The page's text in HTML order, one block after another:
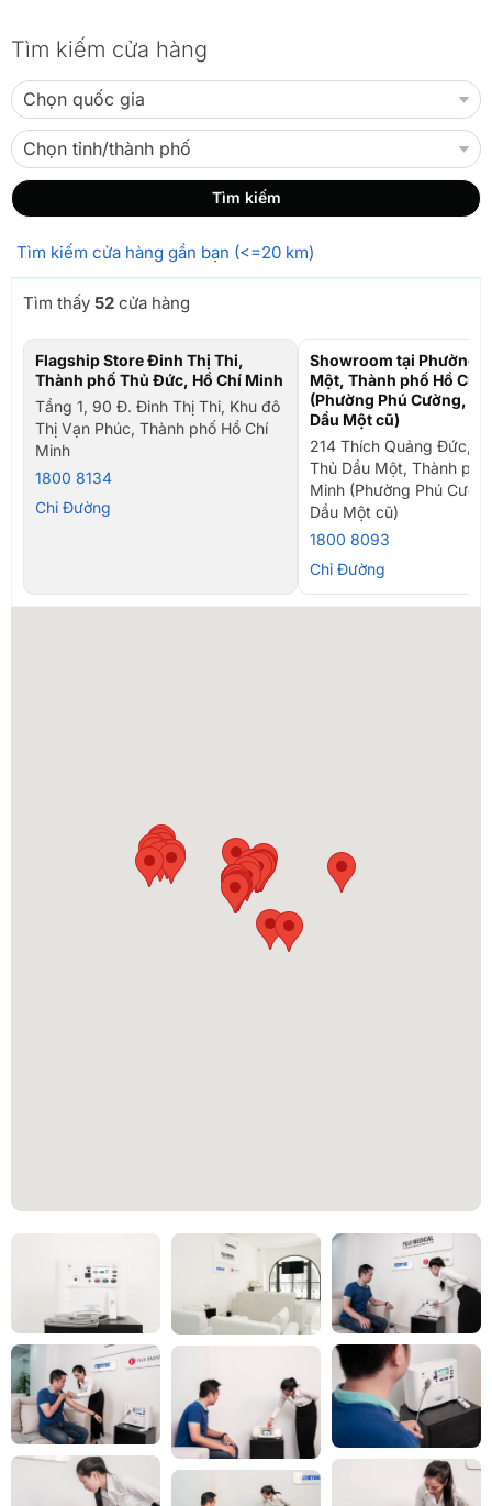
Tìm kiếm cửa hàng
Tìm kiếm cửa hàng gần bạn (<=20 km)
Tìm thấy 52 cửa hàng
Flagship Store Đinh Thị Thi,
Thành phố Thủ Đức, Hồ Chí Minh
Tầng 1, 90 Đ. Đinh Thị Thi, Khu đô
Thị Vạn Phúc, Thành phố Hồ Chí
Minh
1800 8134
Chỉ Đường
Showroom tại Phường
Một, Thành phố Hồ Chí
(Phường Phú Cường,
Dầu Một cũ)
214 Thích Quảng Đức,
Thủ Dầu Một, Thành phố
Minh (Phường Phú
Dầu Một cũ)
1800 8093
Chỉ Đường